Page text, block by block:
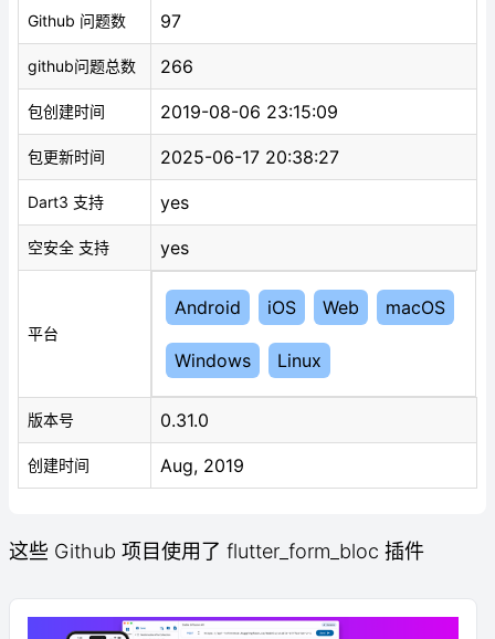
Github 问题数 97
github问题总数 266
包创建时间 2019-08-06 23:15:09
包更新时间 2025-06-17 20:38:27
Dart3 支持 yes
空安全 支持 yes
平台
Android iOS Web macOS
Windows Linux
版本号 0.31.0
创建时间 Aug, 2019
这些 Github 项目使用了 flutter_form_bloc 插件